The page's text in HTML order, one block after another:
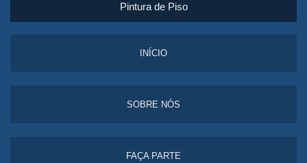
Pintura de Piso
INÍCIO
SOBRE NÓS
FAÇA PARTE